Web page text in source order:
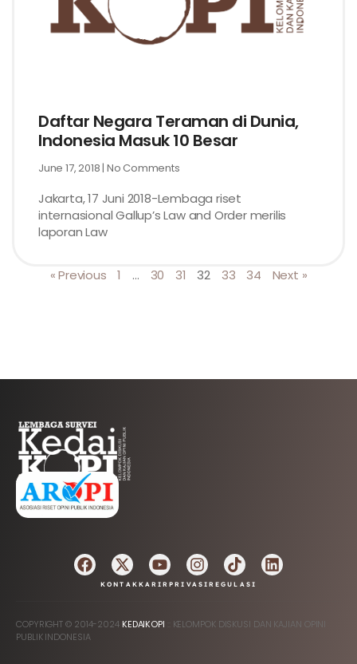
Daftar Negara Teraman di Dunia,
Indonesia Masuk 10 Besar
June 17, 2018 No Comments
Jakarta, 17 Juni 2018-Lembaga riset
internasional Gallup’s Law and Order merilis
laporan Law
« Previous 1 … 30 31 32 33 34 Next »
AFILIASI
KONTAK KARIRPRIVASI REGULASI
COPYRIGHT © 2014-2024 KEDAIKOPI :: KELOMPOK DISKUSI DAN KAJIAN OPINI
PUBLIK INDONESIA